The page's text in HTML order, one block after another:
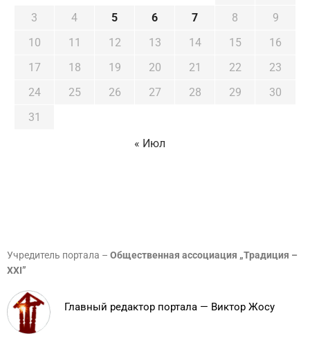
3
4 5 6 7 8
9
10
11 12 13 14 15
16
17
18 19 20 21 22
23
24
25 26 27 28 29
30
31
« Июл
Учредитель портала – Общественная ассоциация „Традиция –
XXI”
Главный редактор портала — Виктор Жосу